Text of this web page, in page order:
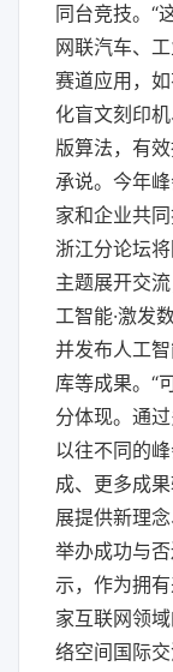
同台竞技。“
网联汽车、
赛道应用，
化盲文刻印
版算法，有
承说。今年
家和企业共
浙江分论坛
主题展开交
工智能·激发
并发布人工
库等成果。“
分体现。通
以往不同的
成、更多成
展提供新理
举办成功与
示，作为拥
家互联网领
络空间国际